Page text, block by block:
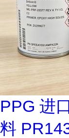
PPG 进
料